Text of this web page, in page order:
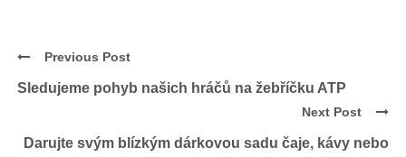
Previous Post
Sledujeme pohyb našich hráčů na žebříčku ATP
Next Post
Darujte svým blízkým dárkovou sadu čaje, kávy nebo